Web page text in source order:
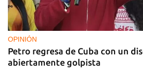
NICARAGUA
EE UU propone a la OEA
cancilleres para "tomar
decisiones de Ortega
OPINIÓN
Petro regresa de Cuba con un
abiertamente golpista